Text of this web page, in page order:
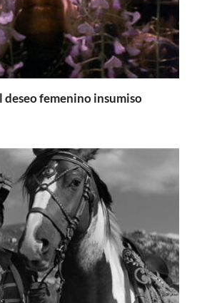
deseo femenino insumiso